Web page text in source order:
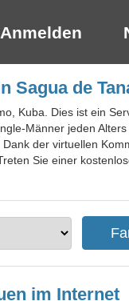
Anmelden
Sagua de
Kuba. Dies ist ein
Männer jeden
der virtuellen
Sie einer
im Internet